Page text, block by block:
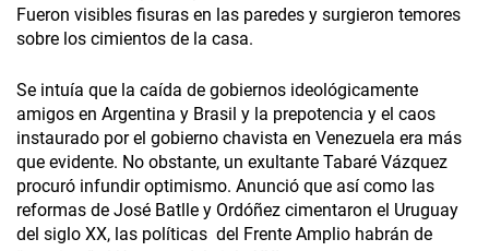
Fueron visibles fisuras en las paredes y surgieron temores
sobre los cimientos de la casa.
Se intuía que la caída de gobiernos ideológicamente
amigos en Argentina y Brasil y la prepotencia y el caos
instaurado por el gobierno chavista en Venezuela era más
que evidente. No obstante, un exultante Tabaré Vázquez
procuró infundir optimismo. Anunció que así como las
reformas de José Batlle y Ordóñez cimentaron el Uruguay
del siglo XX, las políticas del Frente Amplio habrán de